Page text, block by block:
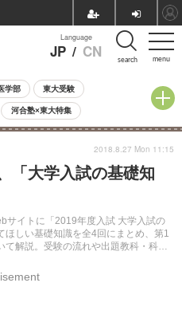
menu
Language
JP / CN search
学部 東大受験
河合塾×東大特集
中学受験 小学校受験
去問 人気記事
「大学入試の基礎知
イトに「2019年度入試 大学入試の
ほしい基礎知識を全4回にまとめ、第1
て解説。受験の流れや出題教科・科
2018.8.27 Mon 11:15